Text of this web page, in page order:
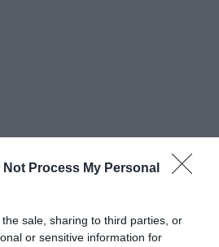
Not Process My Personal
sale, sharing to third parties, or
or sensitive information for